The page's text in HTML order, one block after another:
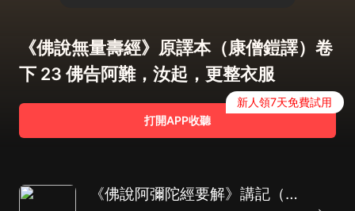
《佛說無量壽經》原譯本（康僧鎧譯）卷
下 23 佛告阿難，汝起，更整衣服
打開APP收聽
新人領7天免費試用
《佛說阿彌陀經要解》講記（帶文稿）|淨土十要|佛經